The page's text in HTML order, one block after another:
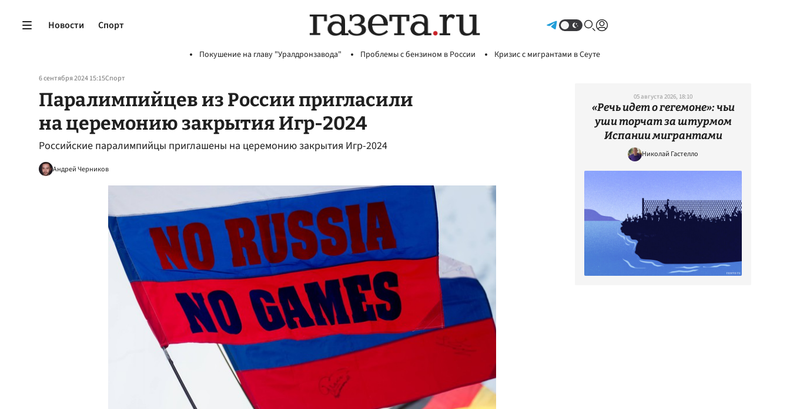
Новости Спорт
Покушение на главу "Уралдронзавода" Проблемы с бензином в России Кризис с мигрантами в Сеуте
6 сентября 2024 15:15Спорт
Паралимпийцев из России пригласили
на церемонию закрытия Игр-2024
Российские паралимпийцы приглашены на церемонию закрытия Игр-2024
Андрей Черников
05 августа 2026, 18:10
«Речь идет о гегемоне»: чьи
уши торчат за штурмом
Испании мигрантами
Николай Гастелло